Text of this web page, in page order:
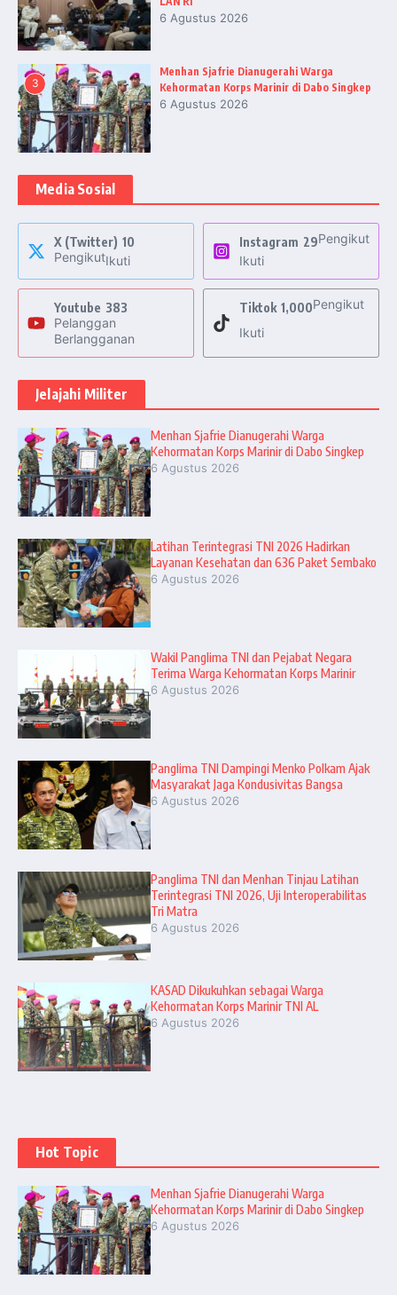
6 Agustus 2026
3
Menhan Sjafrie Dianugerahi Warga
Kehormatan Korps Marinir di Dabo Singkep
6 Agustus 2026
Media Sosial
X (Twitter) 10
PengikutIkuti
Instagram 29Pengikut
Ikuti
Youtube 383
Pelanggan
Berlangganan
Tiktok 1,000Pengikut
Ikuti
Jelajahi Militer
Menhan Sjafrie Dianugerahi Warga
Kehormatan Korps Marinir di Dabo Singkep
6 Agustus 2026
Latihan Terintegrasi TNI 2026 Hadirkan
Layanan Kesehatan dan 636 Paket Sembako
6 Agustus 2026
Wakil Panglima TNI dan Pejabat Negara
Terima Warga Kehormatan Korps Marinir
6 Agustus 2026
Panglima TNI Dampingi Menko Polkam Ajak
Masyarakat Jaga Kondusivitas Bangsa
6 Agustus 2026
Panglima TNI dan Menhan Tinjau Latihan
Terintegrasi TNI 2026, Uji Interoperabilitas
Tri Matra
6 Agustus 2026
KASAD Dikukuhkan sebagai Warga
Kehormatan Korps Marinir TNI AL
6 Agustus 2026
Hot Topic
Menhan Sjafrie Dianugerahi Warga
Kehormatan Korps Marinir di Dabo Singkep
6 Agustus 2026